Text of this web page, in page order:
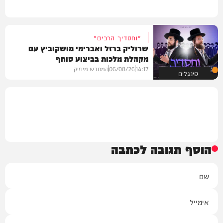
סינגלים
"וחסדיך הרבים"
שרוליק ברזל ואברימי מושקוביץ עם
מקהלת מלכות בביצוע סוחף
14:17
06/08/26המחדש מיוזיק
הוסף תגובה לכתבה